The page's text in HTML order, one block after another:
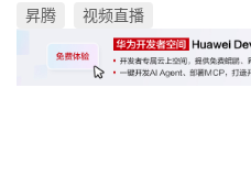
昇腾 视频直播